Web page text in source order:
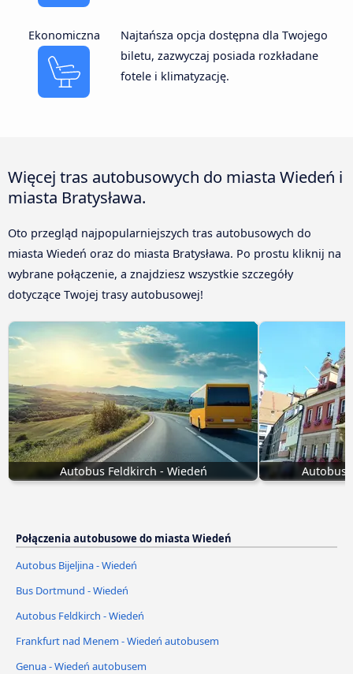
Ekonomiczna
Najtańsza opcja dostępna dla Twojego
biletu, zazwyczaj posiada rozkładane
fotele i klimatyzację.
Więcej tras autobusowych do miasta Wiedeń i
miasta Bratysława.
Oto przegląd najpopularniejszych tras autobusowych do
miasta Wiedeń oraz do miasta Bratysława. Po prostu kliknij na
wybrane połączenie, a znajdziesz wszystkie szczegóły
dotyczące Twojej trasy autobusowej!
Autobus Feldkirch - Wiedeń
Połączenia autobusowe do miasta Wiedeń
Autobus Bijeljina - Wiedeń
Bus Dortmund - Wiedeń
Autobus Feldkirch - Wiedeń
Frankfurt nad Menem - Wiedeń autobusem
Genua - Wiedeń autobusem